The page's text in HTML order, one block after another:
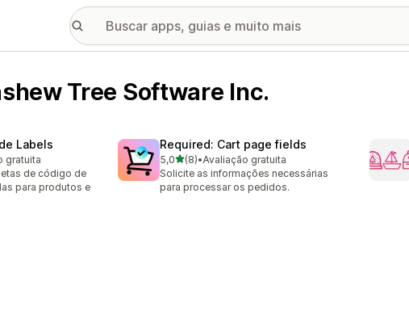
Tree Software Inc.
Labels
gratuita
de código de
para produtos e
Required: Cart page fields
5,0de 5 estrelas
(8)
8 avaliações ao todo
•Avaliação gratuita
Solicite as informações necessárias
para processar os pedidos.